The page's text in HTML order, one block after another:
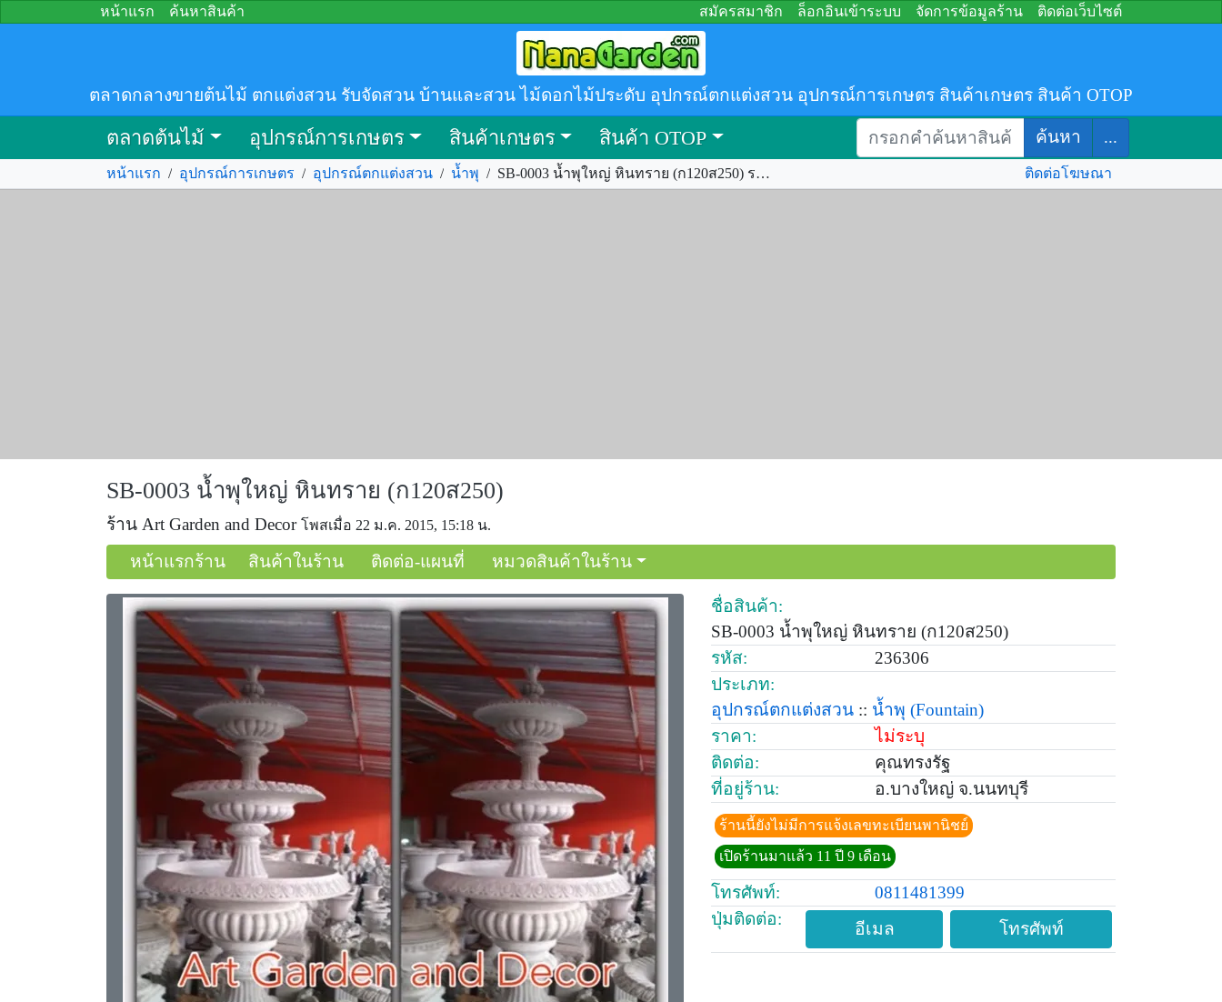
หน้าแรก ค้นหาสินค้า สมัครสมาชิก ล็อกอินเข้าระบบ จัดการข้อมูลร้าน ติดต่อเว็บไซต์
ตลาดกลางขายต้นไม้ ตกแต่งสวน รับจัดสวน บ้านและสวน ไม้ดอกไม้ประดับ อุปกรณ์ตกแต่งสวน อุปกรณ์การเกษตร สินค้าเกษตร สินค้า OTOP
ตลาดต้นไม้ อุปกรณ์การเกษตร สินค้าเกษตร สินค้า OTOP ค้นหา ...
หน้าแรก / อุปกรณ์การเกษตร / อุปกรณ์ตกแต่งสวน / น้ำพุ / SB-0003 น้ำพุใหญ่ หินทราย (ก120ส250) รหัส.236306 ติดต่อโฆษณา
SB-0003 น้ำพุใหญ่ หินทราย (ก120ส250)
ร้าน Art Garden and Decor โพสเมื่อ 22 ม.ค. 2015, 15:18 น.
หน้าแรกร้าน สินค้าในร้าน ติดต่อ-แผนที่ หมวดสินค้าในร้าน
ชื่อสินค้า:
SB-0003 น้ำพุใหญ่ หินทราย (ก120ส250)
รหัส:
236306
ประเภท:
อุปกรณ์ตกแต่งสวน :: น้ำพุ (Fountain)
ราคา:
ไม่ระบุ
ติดต่อ:
คุณทรงรัฐ
ที่อยู่ร้าน:
อ.บางใหญ่ จ.นนทบุรี
ร้านนี้ยังไม่มีการแจ้งเลขทะเบียนพานิชย์
เปิดร้านมาแล้ว 11 ปี 9 เดือน
โทรศัพท์:
0811481399
ปุ่มติดต่อ:
อีเมล โทรศัพท์